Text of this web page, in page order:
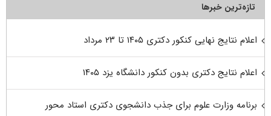
تازه‌ترین خبرها
اعلام نتایج نهایی کنکور دکتری ۱۴۰۵ تا ۲۳ مرداد
اعلام نتایج دکتری بدون کنکور دانشگاه یزد ۱۴۰۵
برنامه وزارت علوم برای جذب دانشجوی دکتری استاد محور